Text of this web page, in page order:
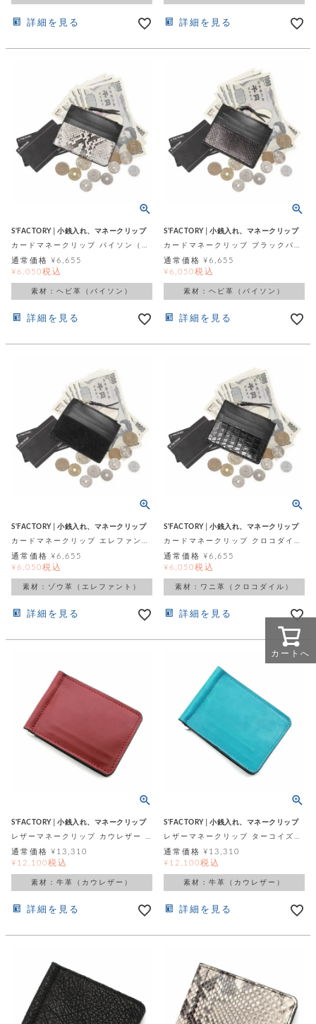
詳細を見る 詳細を見る
S'FACTORY│小銭入れ、マネークリップ
通常価格 ¥6,655
¥6,050税込
素材：ヘビ革（パイソン）
詳細を見る
S'FACTORY│小銭入れ、マネークリップ
通常価格 ¥6,655
¥6,050税込
素材：ヘビ革（パイソン）
詳細を見る
S'FACTORY│小銭入れ、マネークリップ
通常価格 ¥6,655
¥6,050税込
素材：ゾウ革（エレファント）
詳細を見る
S'FACTORY│小銭入れ、マネークリップ
通常価格 ¥6,655
¥6,050税込
素材：ワニ革（クロコダイル）
詳細を見る
S'FACTORY│小銭入れ、マネークリップ
通常価格 ¥ 13,310
¥ 12,100税込
素材：牛革（カウレザー）
詳細を見る
S'FACTORY│小銭入れ、マネークリップ
通常価格 ¥ 13,310
¥ 12,100税込
素材：牛革（カウレザー）
詳細を見る
カートへ